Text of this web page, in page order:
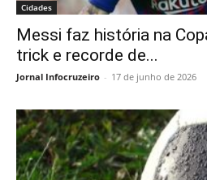
Cidades
Messi faz história na
trick e recorde de...
Jornal Infocruzeiro - 17 de junho de 2026